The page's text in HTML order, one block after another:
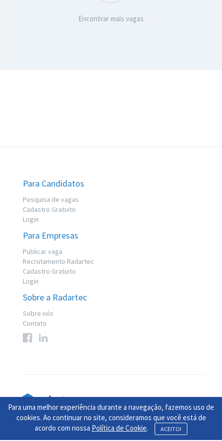
Para uma melhor experiência durante a navegação, fazemos uso de
cookies. Ao continuar no site, consideramos que você está de
acordo com nossa Política de Cookie. ACEITO!
Encontrar mais vagas
Para Candidatos
Pesquisa de vagas
Cadastro Gratuito
Login
Para Empresas
Publicar vaga
Recrutamento Radartec
Cadastro Gratuito
Login
Sobre a Radartec
Sobre nós
Contato
© 2017 Radartec. Todos os direitos reservados
Contamos com apoio doJooble